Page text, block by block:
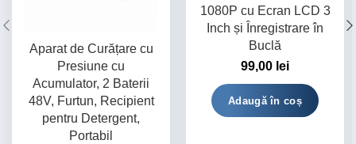
Aparat de Curățare cu
Presiune cu
Acumulator, 2 Baterii
48V, Furtun, Recipient
pentru Detergent,
Portabil
1080P cu Ecran LCD 3
Inch și Înregistrare în
Buclă
99,00 lei
Adaugă în coș